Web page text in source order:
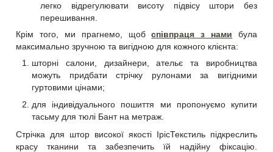
легко відрегулювати висоту підвісу штори без
перешивання.
Крім того, ми прагнемо, щобспівпраця з нами була
максимально зручною та вигідною для кожного клієнта:
шторні салони, дизайнери, ательє та виробництва
можуть придбати стрічку рулонами за вигідними
гуртовими цінами;
для індивідуального пошиття ми пропонуємо купити
тасьму для тюлі Бант на метраж.
Стрічка для штор високої якості ІрісТекстиль підкреслить
красу тканини та забезпечить їй надійну фіксацію.